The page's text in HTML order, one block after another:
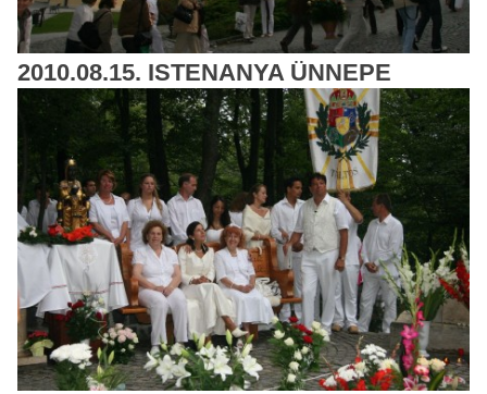
2010.08.15. ISTENANYA ÜNNEPE